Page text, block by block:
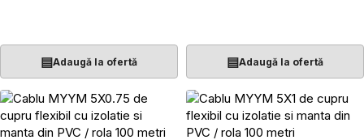
▤Adaugă la ofertă ▤Adaugă la ofertă